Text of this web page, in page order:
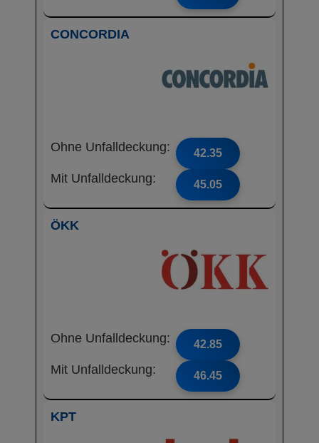
CONCORDIA
Ohne Unfalldeckung: 42.35
Mit Unfalldeckung: 45.05
ÖKK
Ohne Unfalldeckung: 42.85
Mit Unfalldeckung: 46.45
KPT